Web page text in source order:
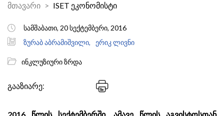
მთავარი ISET ეკონომისტი
სამშაბათი, 20 სექტემბერი, 2016
ზურაბ აბრამიშვილი,
ერიკ ლივნი
ინკლუზიური ზრდა
გააზიარე: